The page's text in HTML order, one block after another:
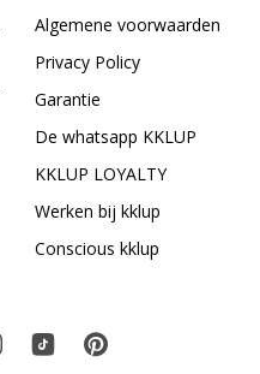
Algemene voorwaarden
Privacy Policy
Garantie
De whatsapp KKLUP
KKLUP LOYALTY
Werken bij kklup
Conscious kklup